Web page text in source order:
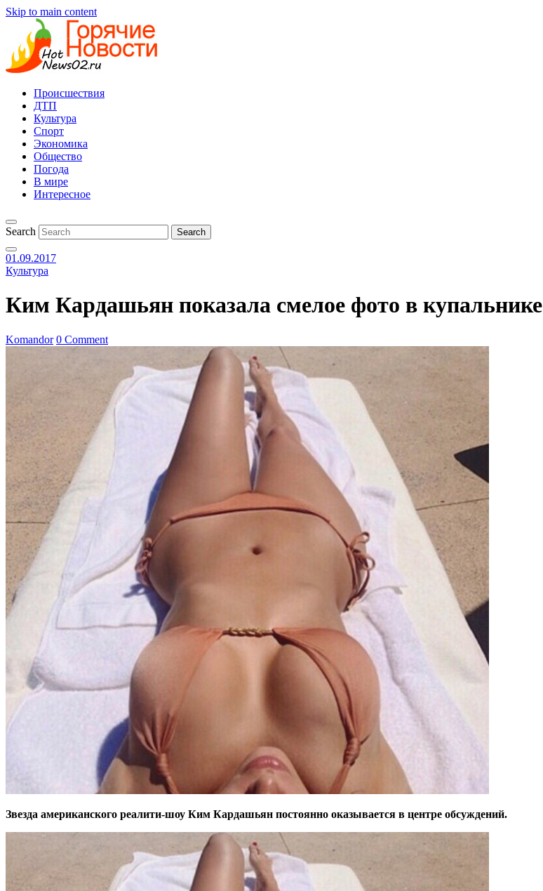
Skip to main content
Происшествия
ДТП
Культура
Спорт
Экономика
Общество
Погода
В мире
Интересное
Search
01.09.2017
Культура
Ким Кардашьян показала смелое фото в купальнике
Komandor 0 Comment
Звезда американского реалити-шоу Ким Кардашьян постоянно оказывается в центре обсуждений.